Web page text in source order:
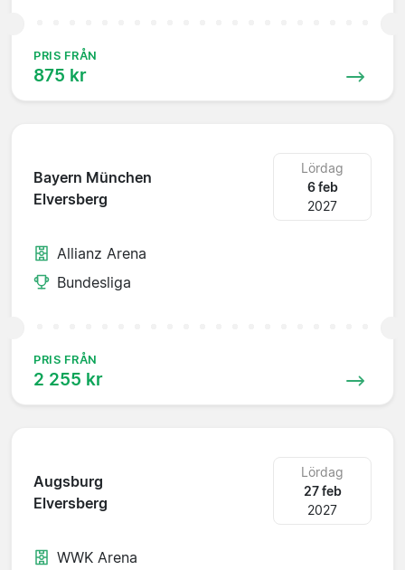
PRIS FRÅN
875 kr
Bayern München
Elversberg
Lördag
6 feb
2027
Allianz Arena
Bundesliga
PRIS FRÅN
2 255 kr
Augsburg
Elversberg
Lördag
27 feb
2027
WWK Arena